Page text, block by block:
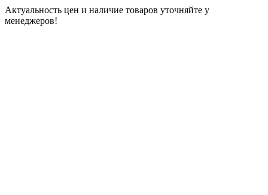
Актуальность цен и наличие товаров уточняйте у
менеджеров!